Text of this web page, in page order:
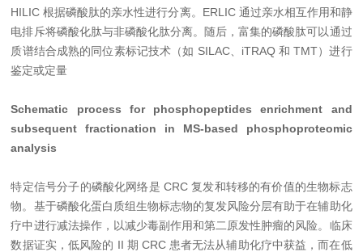
HILIC 根据磷酸肽的亲水性进行分离。ERLIC 通过亲水相互作用和静
电排斥将磷酸化肽与非磷酸化肽分离。随后，富集的磷酸肽可以通过
质谱结合成熟的同位素标记技术（如 SILAC、iTRAQ 和 TMT）进行
鉴定或定量
Schematic process for phosphopeptides enrichment and
subsequent fractionation in MS-based phosphoproteomic
analysis
特定信号分子的磷酸化网络是 CRC 复发和转移的有价值的生物标志
物。基于磷酸化蛋白质组生物标志物的复发风险分层有助于在辅助化
疗中进行减法操作，以减少毒副作用和第二原发性肿瘤的风险。临床
数据证实，低风险的 II 期 CRC 患者无法从辅助化疗中获益，而在低